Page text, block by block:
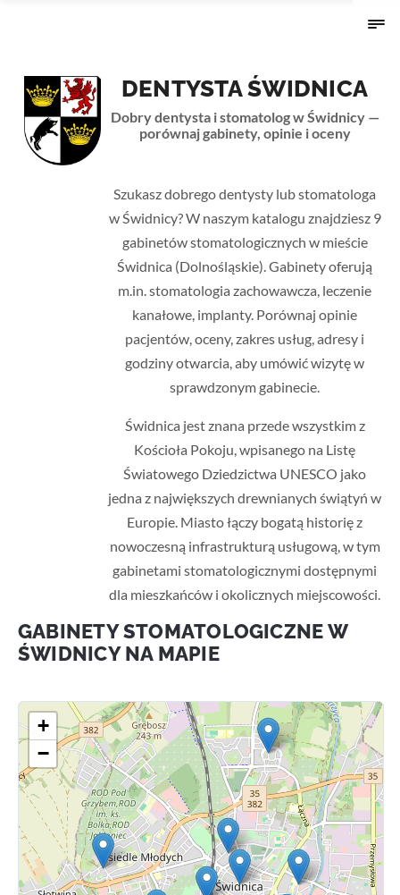
DENTYSTA ŚWIDNICA
Dobry dentysta i stomatolog w Świdnicy —
porównaj gabinety, opinie i oceny
Szukasz dobrego dentysty lub stomatologa
w Świdnicy? W naszym katalogu znajdziesz 9
gabinetów stomatologicznych w mieście
Świdnica (Dolnośląskie). Gabinety oferują
m.in. stomatologia zachowawcza, leczenie
kanałowe, implanty. Porównaj opinie
pacjentów, oceny, zakres usług, adresy i
godziny otwarcia, aby umówić wizytę w
sprawdzonym gabinecie.
Świdnica jest znana przede wszystkim z
Kościoła Pokoju, wpisanego na Listę
Światowego Dziedzictwa UNESCO jako
jedna z największych drewnianych świątyń w
Europie. Miasto łączy bogatą historię z
nowoczesną infrastrukturą usługową, w tym
gabinetami stomatologicznymi dostępnymi
dla mieszkańców i okolicznych miejscowości.
GABINETY STOMATOLOGICZNE W
ŚWIDNICY NA MAPIE
+
−